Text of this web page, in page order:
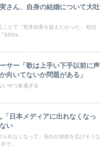
チラ見え！！
てｗｗｗｗｗ
【悲報】母親に生活が苦しいから50万くれって言われて断ったら縁切られたんだが
さん、自身の結婚について大吐
ことで「荒井由実を超えたかった」 松任
SDGs...
サー「歌は上手い下手以前に声
向いてないか問題がある」
いやつ多過ぎる
日本メディアに出れなくなっ
い
られなくなって」告白が波紋を広げそうな
で...